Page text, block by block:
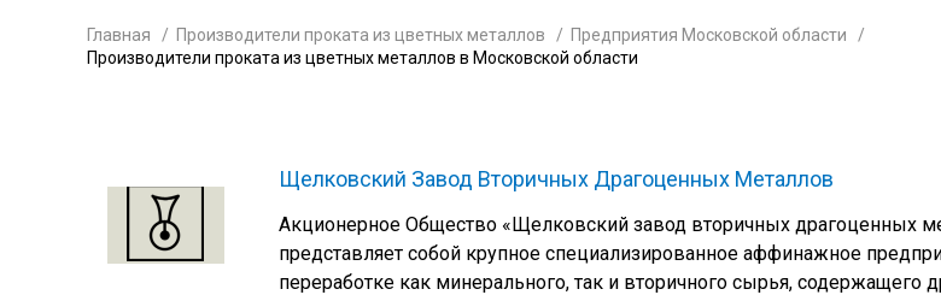
Главная Производители проката из цветных металлов
Предприятия Московской области
Производители проката из цветных металлов в Московской области
Щелковский Завод Вторичных Драгоценных Металлов
Акционерное Общество «Щелковский завод вторичных драгоценных
представляет собой крупное специализированное аффинажное
переработке как минерального, так и вторичного сырья, содержащего